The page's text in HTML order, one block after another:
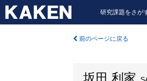
研究課題をさが
前のページに戻る
坂田 利家